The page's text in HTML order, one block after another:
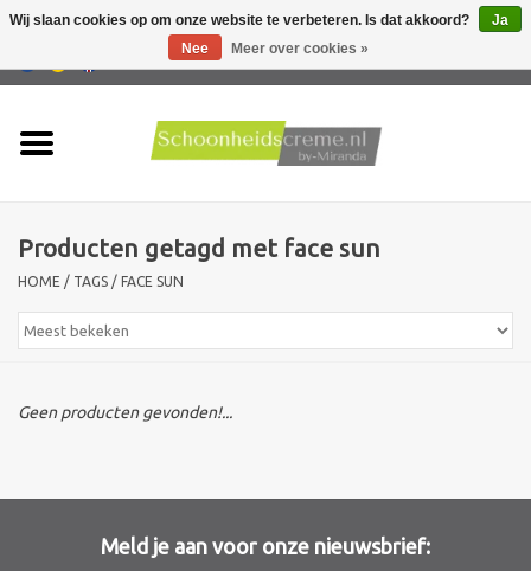
Producten
Huidproblemen
Producten getagd met face sun
HOME / TAGS / FACE SUN
Geen producten gevonden!...
Meld je aan voor onze nieuwsbrief:
Wij slaan cookies op om onze website te verbeteren. Is dat akkoord?
Ja
Nee
Meer over cookies »